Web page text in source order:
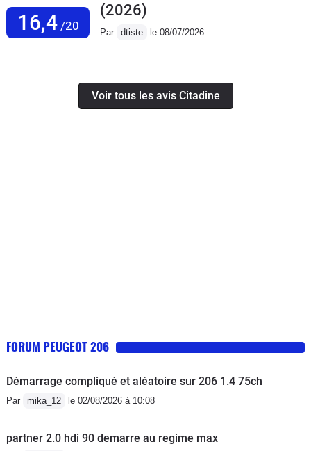
16,4/20
(2026)
Par dtiste le 08/07/2026
Voir tous les avis Citadine
FORUM PEUGEOT 206
Démarrage compliqué et aléatoire sur 206 1.4 75ch
Par mika_12 le 02/08/2026 à 10:08
partner 2.0 hdi 90 demarre au regime max